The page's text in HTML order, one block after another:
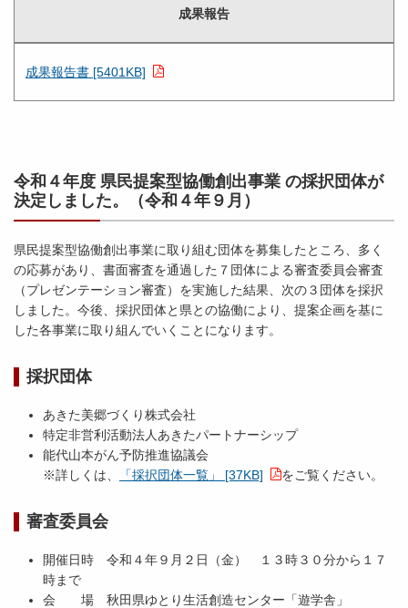
成果報告
成果報告書 [5401KB]
令和４年度 県民提案型協働創出事業 の採択団体が
決定しました。（令和４年９月）
県民提案型協働創出事業に取り組む団体を募集したところ、多く
の応募があり、書面審査を通過した７団体による審査委員会審査
（プレゼンテーション審査）を実施した結果、次の３団体を採択
しました。今後、採択団体と県との協働により、提案企画を基に
した各事業に取り組んでいくことになります。
採択団体
あきた美郷づくり株式会社
特定非営利活動法人あきたパートナーシップ
能代山本がん予防推進協議会
※詳しくは、
「採択団体一覧」 [37KB] をご覧ください。
審査委員会
開催日時 令和４年９月２日（金） １３時３０分から１７
時まで
会 場 秋田県ゆとり生活創造センター「遊学舎」